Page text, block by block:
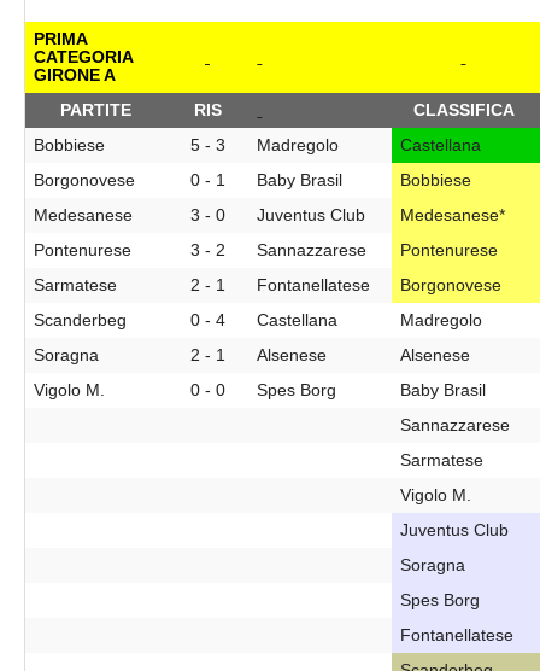
PRIMA
CATEGORIA
GIRONE A
PARTITE
RIS
CLASSIFICA
Bobbiese
5 - 3 Madregolo
Castellana
Borgonovese
0 - 1 Baby Brasil
Bobbiese
Medesanese
3 - 0 Juventus Club
Medesanese*
Pontenurese
3 - 2 Sannazzarese
Pontenurese
Sarmatese
2 - 1 Fontanellatese
Borgonovese
Scanderbeg
0 - 4 Castellana
Madregolo
Soragna
2 - 1 Alsenese
Alsenese
Vigolo M.
0 - 0 Spes Borg
Baby Brasil
Sannazzarese
Sarmatese
Vigolo M.
Juventus Club
Soragna
Spes Borg
Fontanellatese